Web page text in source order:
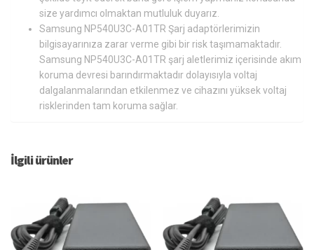
size yardımcı olmaktan mutluluk duyarız.
Samsung NP540U3C-A01TR Şarj adaptörlerimizin
bilgisayarınıza zarar verme gibi bir risk taşımamaktadır.
Samsung NP540U3C-A01TR şarj aletlerimiz içerisinde akım
koruma devresi barındırmaktadır dolayısıyla voltaj
dalgalanmalarından etkilenmez ve cihazını yüksek voltaj
risklerinden tam koruma sağlar.
İlgili ürünler